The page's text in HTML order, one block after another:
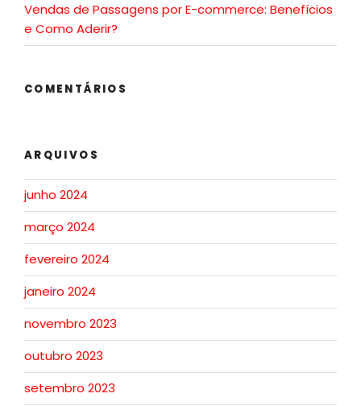
Vendas de Passagens por E-commerce: Benefícios
e Como Aderir?
COMENTÁRIOS
ARQUIVOS
junho 2024
março 2024
fevereiro 2024
janeiro 2024
novembro 2023
outubro 2023
setembro 2023